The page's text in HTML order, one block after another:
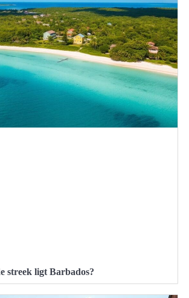
streek ligt Barbados?